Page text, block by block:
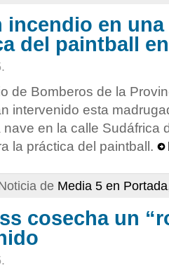
en
del paintball
de Bomberos de la
intervenido esta
en la calle Sudáfrica
la práctica del paintball.
de Media 5 en Portada
cosecha un